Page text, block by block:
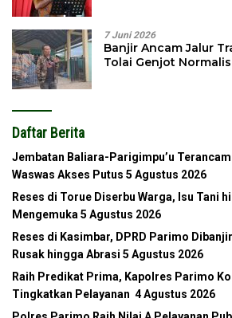
7 Juni 2026
Banjir Ancam Jalur
Tolai Genjot
Daftar Berita
Jembatan Baliara-Parigimpu’u
Waswas Akses Putus 5 Agustus 2026
Reses di Torue Diserbu Warga, Isu Tani
Mengemuka5 Agustus 2026
Reses di Kasimbar, DPRD Parimo
Rusak hingga Abrasi 5 Agustus 2026
Raih Predikat Prima, Kapolres Parimo
Tingkatkan Pelayanan 4 Agustus 2026